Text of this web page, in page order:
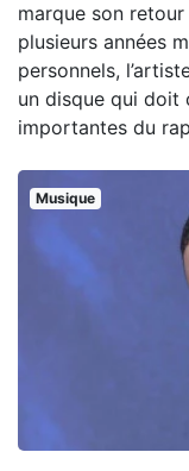
marque son
plusieurs années
personnels,
un disque qui doit
importantes du
Musique